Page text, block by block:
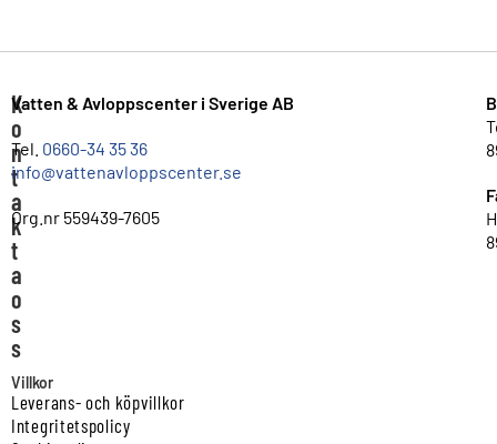
K
o
n
t
a
k
t
a
o
s
s
Vatten & Avloppscenter i Sverige AB
Tel. 0660-34 35 36
info@vattenavloppscenter.se
Org.nr 559439-7605
Villkor
Leverans- och köpvillkor
Integritetspolicy